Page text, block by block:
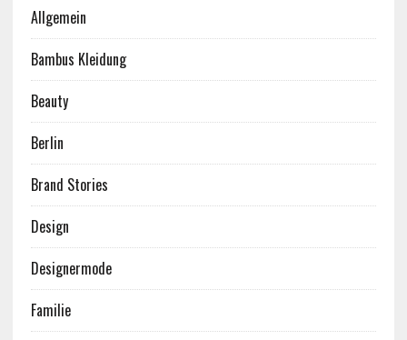
Allgemein
Bambus Kleidung
Beauty
Berlin
Brand Stories
Design
Designermode
Familie